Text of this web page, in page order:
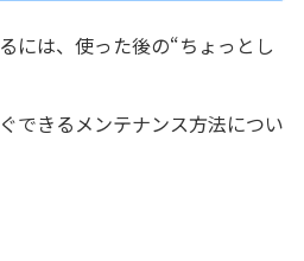
には、使った後の“ちょっとし
できるメンテナンス方法につい